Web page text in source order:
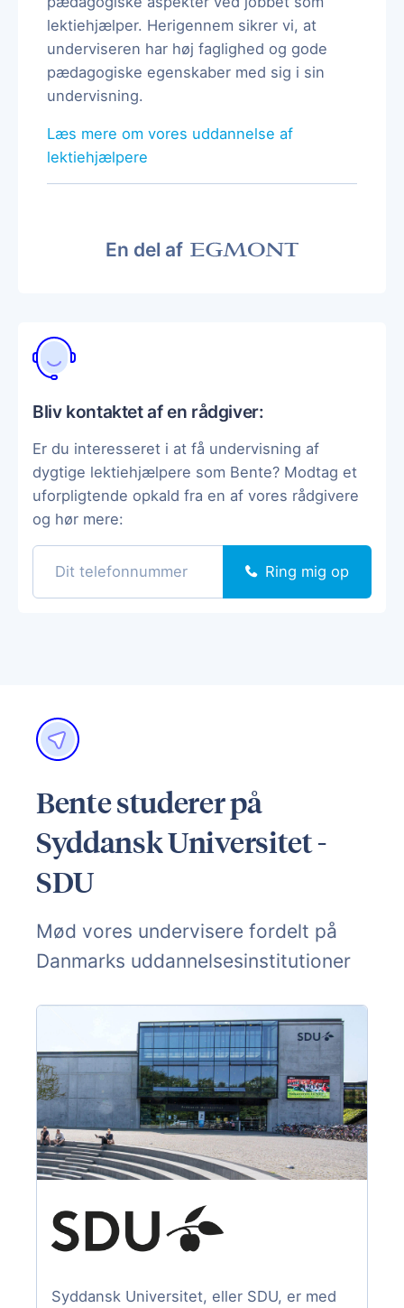
lektiehjælper. Herigennem sikrer vi, at
underviseren har høj faglighed og gode
pædagogiske egenskaber med sig i sin
undervisning.
Læs mere om vores uddannelse af
lektiehjælpere
En del af
Bliv kontaktet af en rådgiver:
Er du interesseret i at få undervisning af
dygtige lektiehjælpere som Bente? Modtag et
uforpligtende opkald fra en af vores rådgivere
og hør mere:
Ring mig op
Bente studerer på
Syddansk Universitet -
SDU
Mød vores undervisere fordelt på
Danmarks uddannelsesinstitutioner
Syddansk Universitet, eller SDU, er med